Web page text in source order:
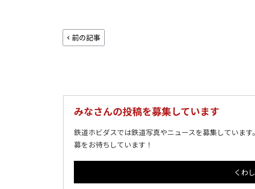
前の記事
みなさんの投稿を募集しています
鉄道ホビダスでは鉄道写真やニュースを募集していま
募をお待ちしています！
くわ